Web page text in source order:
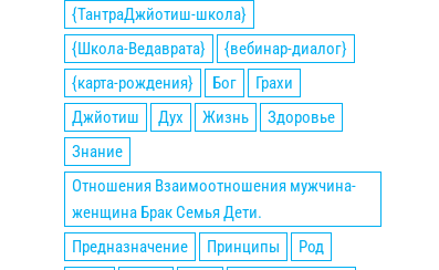
{ТантраДжйотиш-школа}
{Школа-Ведаврата}
{вебинар-диалог}
{карта-рождения}
Бог
Грахи
Джйотиш
Дух Жизнь
Здоровье
Знание
Отношения Взаимоотношения мужчина-
женщина Брак Семья Дети.
Предназначение
Принципы
Род